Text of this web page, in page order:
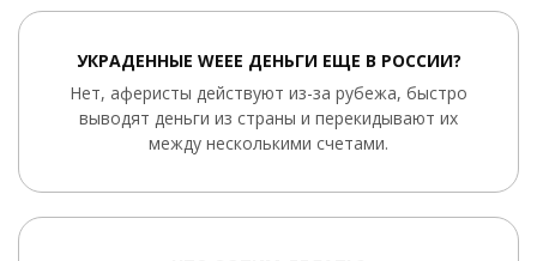
УКРАДЕННЫЕ WEEE ДЕНЬГИ ЕЩЕ В РОССИИ?
Нет, аферисты действуют из-за рубежа, быстро
выводят деньги из страны и перекидывают их
между несколькими счетами.